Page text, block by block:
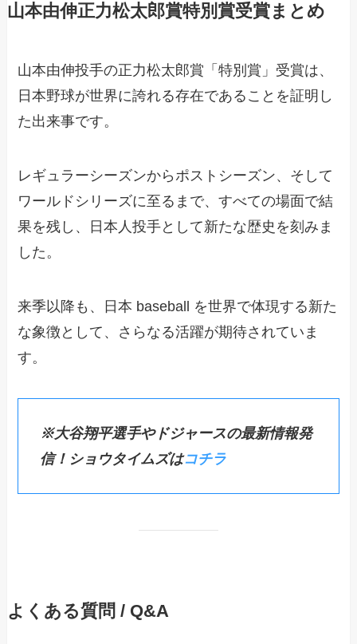
山本由伸正力松太郎賞特別賞受賞まとめ
山本由伸投手の正力松太郎賞「特別賞」受賞は、
日本野球が世界に誇れる存在であることを証明し
た出来事です。
レギュラーシーズンからポストシーズン、そして
ワールドシリーズに至るまで、すべての場面で結
果を残し、日本人投手として新たな歴史を刻みま
した。
来季以降も、日本 baseball を世界で体現する新た
な象徴として、さらなる活躍が期待されていま
す。
※大谷翔平選手やドジャースの最新情報発
信！ショウタイムズはコチラ
よくある質問 / Q&A